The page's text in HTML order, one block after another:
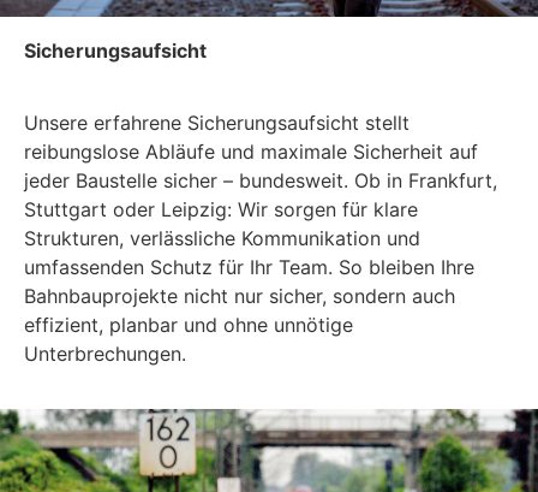
Sicherungsaufsicht
Unsere erfahrene Sicherungsaufsicht stellt
reibungslose Abläufe und maximale Sicherheit auf
jeder Baustelle sicher – bundesweit. Ob in Frankfurt,
Stuttgart oder Leipzig: Wir sorgen für klare
Strukturen, verlässliche Kommunikation und
umfassenden Schutz für Ihr Team. So bleiben Ihre
Bahnbauprojekte nicht nur sicher, sondern auch
effizient, planbar und ohne unnötige
Unterbrechungen.